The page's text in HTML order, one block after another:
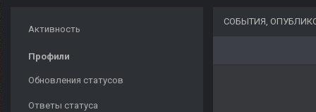
Активность
Профили
Обновления статусов
Ответы статуса
СОБЫТИЯ,